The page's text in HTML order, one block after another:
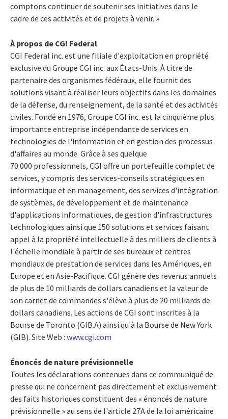
comptons continuer de soutenir ses initiatives dans le
cadre de ces activités et de projets à venir. »
À propos de CGI Federal
CGI Federal inc. est une filiale d'exploitation en propriété
exclusive du Groupe CGI inc. aux États-Unis. À titre de
partenaire des organismes fédéraux, elle fournit des
solutions visant à réaliser leurs objectifs dans les domaines
de la défense, du renseignement, de la santé et des activités
civiles. Fondé en 1976, Groupe CGI inc. est la cinquième plus
importante entreprise indépendante de services en
technologies de l'information et en gestion des processus
d'affaires au monde. Grâce à ses quelque
70 000 professionnels, CGI offre un portefeuille complet de
services, y compris des services-conseils stratégiques en
informatique et en management, des services d'intégration
de systèmes, de développement et de maintenance
d'applications informatiques, de gestion d'infrastructures
technologiques ainsi que 150 solutions et services faisant
appel à la propriété intellectuelle à des milliers de clients à
l'échelle mondiale à partir de ses bureaux et centres
mondiaux de prestation de services dans les Amériques, en
Europe et en Asie-Pacifique. CGI génère des revenus annuels
de plus de 10 milliards de dollars canadiens et la valeur de
son carnet de commandes s'élève à plus de 20 milliards de
dollars canadiens. Les actions de CGI sont inscrites à la
Bourse de Toronto (GIB.A) ainsi qu'à la Bourse de New York
(GIB). Site Web : www.cgi.com
Énoncés de nature prévisionnelle
Toutes les déclarations contenues dans ce communiqué de
presse qui ne concernent pas directement et exclusivement
des faits historiques constituent des « énoncés de nature
prévisionnelle » au sens de l'article 27A de la loi américaine